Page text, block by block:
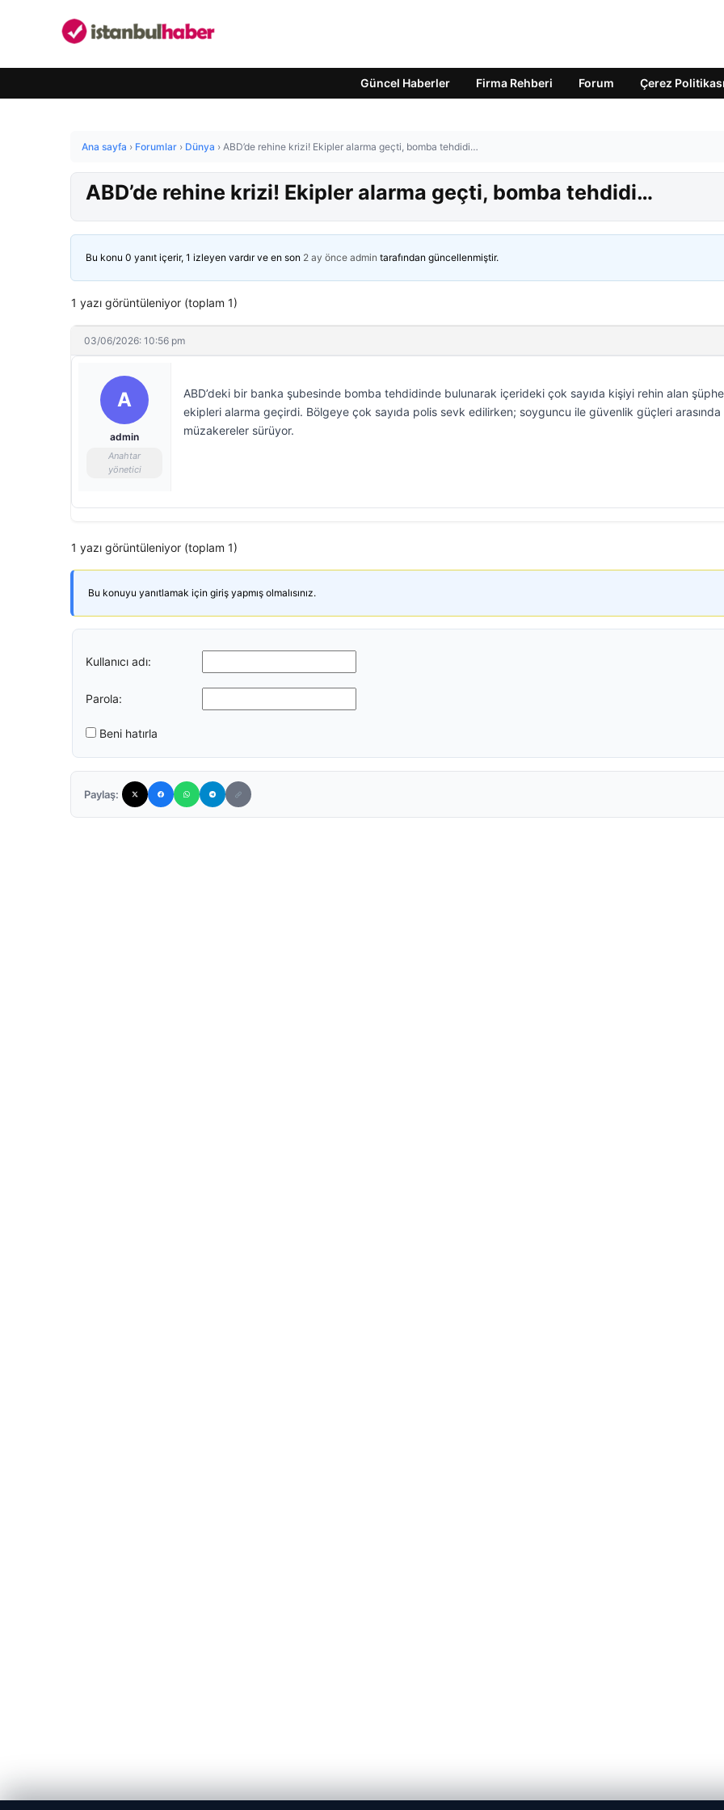
Güncel Haberler Firma Rehberi Forum Çerez Politikası
Ana sayfa › Forumlar › Dünya › ABD’de rehine krizi! Ekipler alarma geçti, bomba tehdidi…
ABD’de rehine krizi! Ekipler alarma geçti, bomba tehdidi…
Bu konu 0 yanıt içerir, 1 izleyen vardır ve en son 2 ay önce admin tarafından güncellenmiştir.
1 yazı görüntüleniyor (toplam 1)
03/06/2026: 10:56 pm
A
admin
Anahtar
yönetici
ABD’deki bir banka şubesinde bomba tehdidinde bulunarak içerideki çok sayıda kişiyi rehin alan
ekipleri alarma geçirdi. Bölgeye çok sayıda polis sevk edilirken; soyguncu ile güvenlik güçleri arasında
müzakereler sürüyor.
1 yazı görüntüleniyor (toplam 1)
Bu konuyu yanıtlamak için giriş yapmış olmalısınız.
Kullanıcı adı:
Parola:
Beni hatırla
Paylaş: